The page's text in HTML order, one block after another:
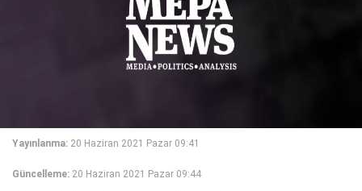
Yayınlanma: 20 Haziran 2021 Pazar 09:41
Güncelleme: 20 Haziran 2021 Pazar 09:44